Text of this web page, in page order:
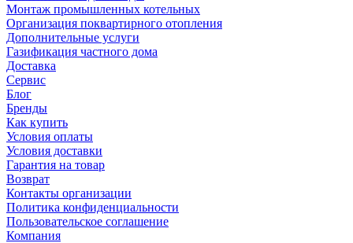
Монтаж промышленных котельных
Организация поквартирного отопления
Дополнительные услуги
Газификация частного дома
Доставка
Сервис
Блог
Бренды
Как купить
Условия оплаты
Условия доставки
Гарантия на товар
Возврат
Контакты организации
Политика конфиденциальности
Пользовательское соглашение
Компания